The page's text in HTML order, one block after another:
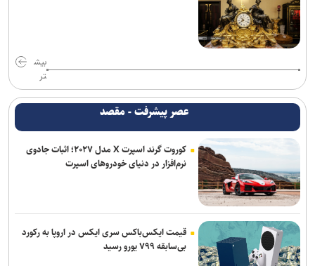
بیش
تر
عصر پیشرفت - مقصد
کوروت گرند اسپرت X مدل ۲۰۲۷؛ اثبات جادوی
نرم‌افزار در دنیای خودروهای اسپرت
قیمت ایکس‌باکس سری ایکس در اروپا به رکورد
بی‌سابقه ۷۹۹ یورو رسید